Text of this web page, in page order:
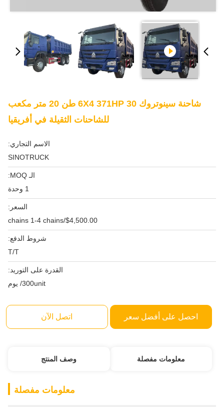
شاحنة سينوتروك 6X4 371HP 30 طن 20 متر مكعب
للشاحنات الثقيلة في أفريقيا
الاسم التجاري:
SINOTRUCK
الـ MOQ:
1 وحدة
السعر:
$4,500.00/chains 1-4 chains
شروط الدفع:
T/T
القدرة على التوريد:
300unit/ يوم
احصل على أفضل سعر اتصل الآن
معلومات مفصلة وصف المنتج
معلومات مفصلة